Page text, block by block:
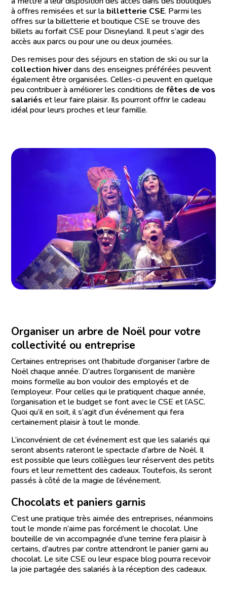
à offres remisées et sur la billetterie CSE. Parmi les
offres sur la billetterie et boutique CSE se trouve des
billets au forfait CSE pour Disneyland. Il peut s’agir des
accès aux parcs ou pour une ou deux journées.
Des remises pour des séjours en station de ski ou sur la
collection hiverdans des enseignes préférées peuvent
également être organisées. Celles-ci peuvent en quelque
peu contribuer à améliorer les conditions de fêtes de vos
salariés et leur faire plaisir. Ils pourront offrir le cadeau
idéal pour leurs proches et leur famille.
Organiser un arbre de Noël pour votre
collectivité ou entreprise
Certaines entreprises ont l’habitude d’organiser l’arbre de
Noël chaque année. D’autres l’organisent de manière
moins formelle au bon vouloir des employés et de
l’employeur. Pour celles qui le pratiquent chaque année,
l’organisation et le budget se font avec le CSE et l’ASC.
Quoi qu’il en soit, il s’agit d’un événement qui fera
certainement plaisir à tout le monde.
L’inconvénient de cet événement est que les salariés qui
seront absents rateront le spectacle d’arbre de Noël. Il
est possible que leurs collègues leur réservent des petits
fours et leur remettent des cadeaux. Toutefois, ils seront
passés à côté de la magie de l’événement.
Chocolats et paniers garnis
C’est une pratique très aimée des entreprises, néanmoins
tout le monde n’aime pas forcément le chocolat. Une
bouteille de vin accompagnée d’une terrine fera plaisir à
certains, d’autres par contre attendront le panier garni au
chocolat. Le site CSE ou leur espace blog pourra recevoir
la joie partagée des salariés à la réception des cadeaux.